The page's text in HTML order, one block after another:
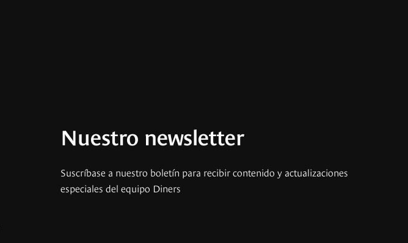
Nuestro newsletter
Suscríbase a nuestro boletín para recibir contenido y actualizaciones
especiales del equipo Diners